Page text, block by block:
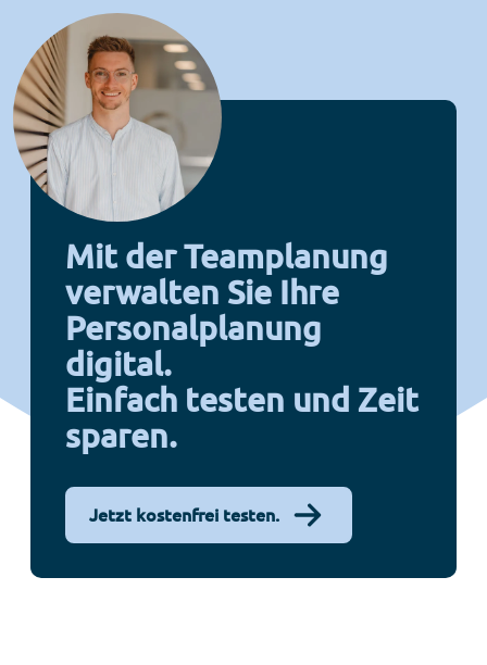
Mit der Teamplanung
verwalten Sie Ihre
Personalplanung
digital.
Einfach testen und Zeit
sparen.
Jetzt kostenfrei testen.